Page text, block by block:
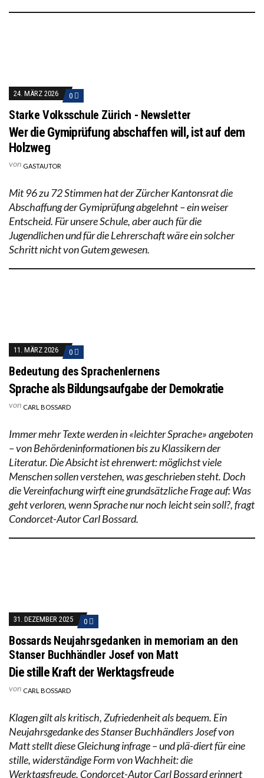
24. MÄRZ 2026 0
Starke Volksschule Zürich - Newsletter
Wer die Gymiprüfung abschaffen will, ist auf dem
Holzweg
von GASTAUTOR
Mit 96 zu 72 Stimmen hat der Zürcher Kantonsrat die
Abschaffung der Gymiprüfung abgelehnt – ein weiser
Entscheid. Für unsere Schule, aber auch für die
Jugendlichen und für die Lehrerschaft wäre ein solcher
Schritt nicht von Gutem gewesen.
11. MÄRZ 2026 0
Bedeutung des Sprachenlernens
Sprache als Bildungsaufgabe der Demokratie
von CARL BOSSARD
Immer mehr Texte werden in «leichter Sprache» angeboten
– von Behördeninformationen bis zu Klassikern der
Literatur. Die Absicht ist ehrenwert: möglichst viele
Menschen sollen verstehen, was geschrieben steht. Doch
die Vereinfachung wirft eine grundsätzliche Frage auf: Was
geht verloren, wenn Sprache nur noch leicht sein soll?, fragt
Condorcet-Autor Carl Bossard.
31. DEZEMBER 2025 0
Bossards Neujahrsgedanken in memoriam an den
Stanser Buchhändler Josef von Matt
Die stille Kraft der Werktagsfreude
von CARL BOSSARD
Klagen gilt als kritisch, Zufriedenheit als bequem. Ein
Neujahrsgedanke des Stanser Buchhändlers Josef von
Matt stellt diese Gleichung infrage – und plä-diert für eine
stille, widerständige Form von Wachheit: die
Werktagsfreude. Condorcet-Autor Carl Bossard erinnert